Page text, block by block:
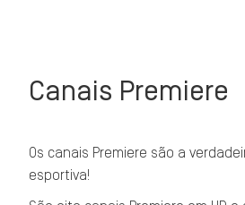
Canais Premiere
Os canais Premiere são a
esportiva!